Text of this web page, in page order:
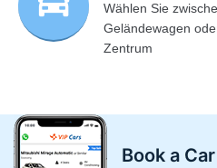
Wählen Sie
Geländewagen
Zentrum
Book a